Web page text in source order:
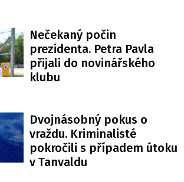
Nečekaný počin
prezidenta. Petra Pavla
přijali do novinářského
klubu
Dvojnásobný pokus o
vraždu. Kriminalisté
pokročili s případem útoku
v Tanvaldu